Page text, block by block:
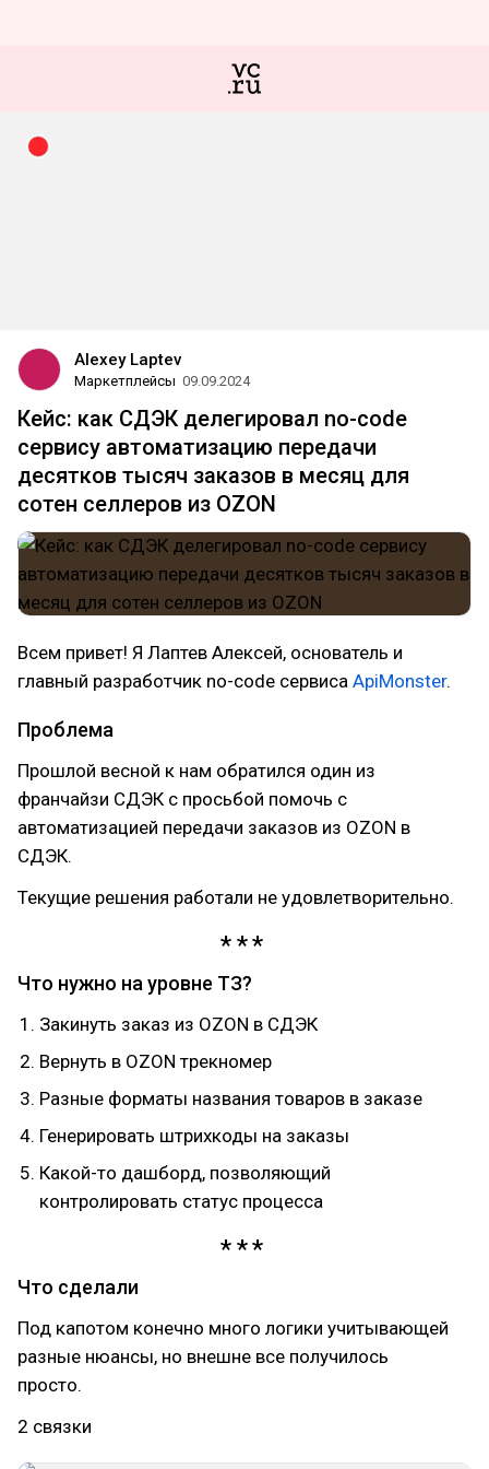
Alexey Laptev
Маркетплейсы 09.09.2024
Кейс: как СДЭК делегировал no-code
сервису автоматизацию передачи
десятков тысяч заказов в месяц для
сотен селлеров из OZON
Всем привет! Я Лаптев Алексей, основатель и
главный разработчик no-code сервиса ApiMonster.
Проблема
Прошлой весной к нам обратился один из
франчайзи СДЭК с просьбой помочь с
автоматизацией передачи заказов из OZON в
СДЭК.
Текущие решения работали не удовлетворительно.
Что нужно на уровне ТЗ?
Закинуть заказ из OZON в СДЭК
Вернуть в OZON трекномер
Разные форматы названия товаров в заказе
Генерировать штрихкоды на заказы
Какой-то дашборд, позволяющий
контролировать статус процесса
Что сделали
Под капотом конечно много логики учитывающей
разные нюансы, но внешне все получилось
просто.
2 связки